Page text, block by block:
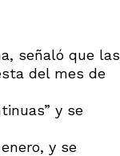
señaló que las
del mes de
y se
y se